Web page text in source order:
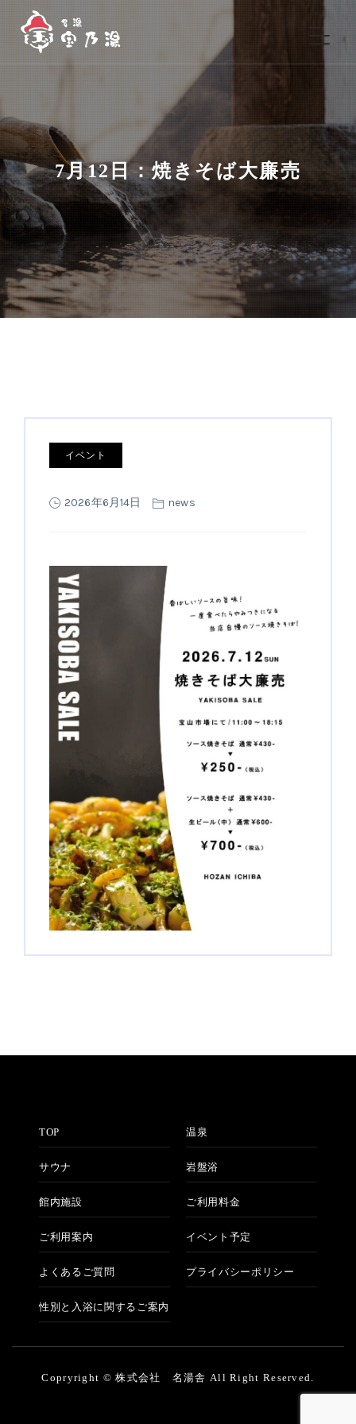
7月12日：焼きそば大廉売
イベント
2026年6月14日 news
TOP 温泉
サウナ 岩盤浴
館内施設 ご利用料金
ご利用案内 イベント予定
よくあるご質問 プライバシーポリシー
性別と入浴に関するご案内
Copryright © 株式会社 名湯舎 All Right Reserved.